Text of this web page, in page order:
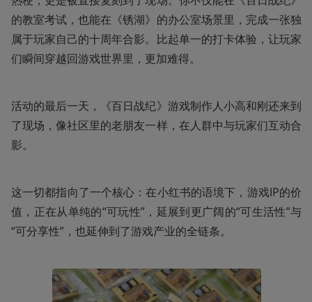
的教室考试，也能在《锈湖》的办公室场景里，完成一张独
属于玩家自己的十周年合影。比起单一的打卡体验，让玩家
们瞬间穿越回游戏世界里，更加难得。
活动的最后一天，《百日战纪》游戏制作人小高和刚还来到
了现场，像社区里的老朋友一样，在人群中与玩家们互动合
影。
这一切都指向了一个核心：在小红书的语境下，游戏IP的价
值，正在从单纯的“可玩性”，延展到更广阔的“可生活性”与
“可分享性”，也延伸到了游戏产业的全链条。